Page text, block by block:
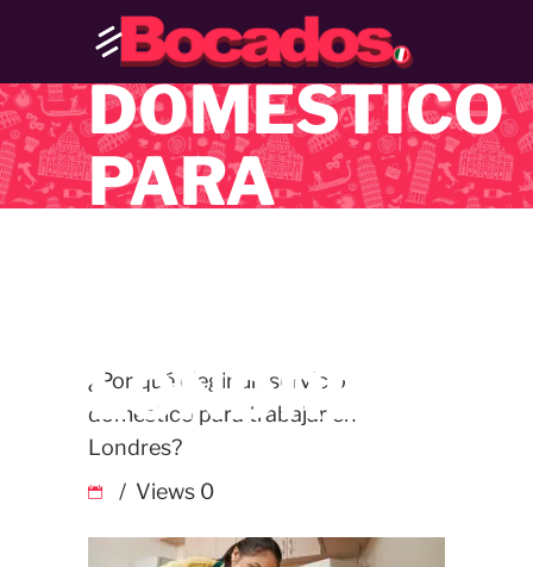
SERVICIO
DOMÉSTICO
PARA
LONDRES?
¿Por qué elegir un servicio
doméstico para trabajar en
Londres?
Views 0